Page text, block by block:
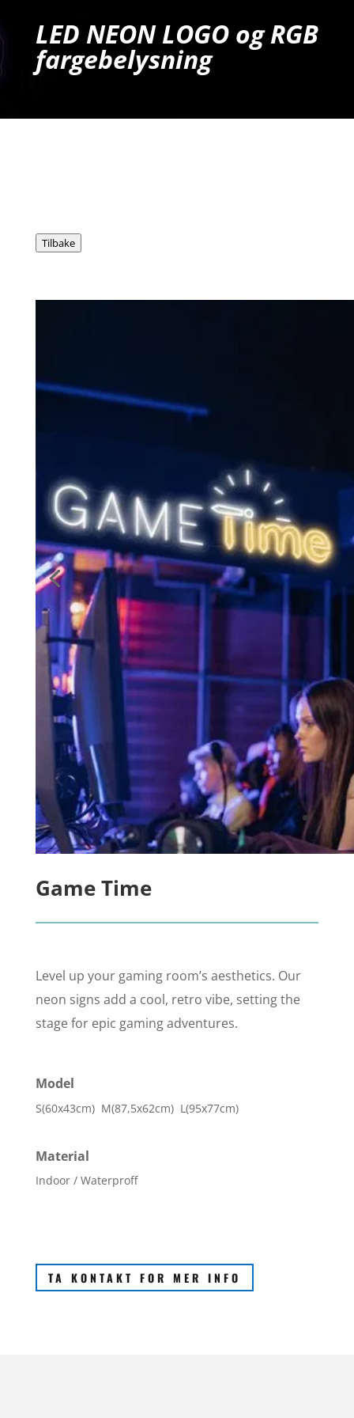
LED NEON LOGO og RGB
fargebelysning
Tilbake
Game Time
Level up your gaming room’s aesthetics. Our
neon signs add a cool, retro vibe, setting the
stage for epic gaming adventures.
Model
S(60x43cm) M(87,5x62cm) L(95x77cm)
Material
Indoor / Waterproff
TA KONTAKT FOR MER INFO